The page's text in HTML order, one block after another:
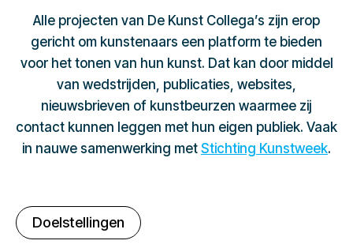
Alle projecten van De Kunst Collega’s zijn erop
gericht om kunstenaars een platform te bieden
voor het tonen van hun kunst. Dat kan door middel
van wedstrijden, publicaties, websites,
nieuwsbrieven of kunstbeurzen waarmee zij
contact kunnen leggen met hun eigen publiek. Vaak
in nauwe samenwerking met Stichting Kunstweek.
Doelstellingen